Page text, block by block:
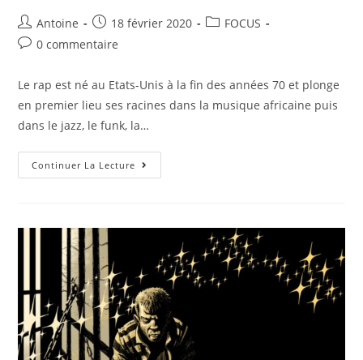
Antoine 18 février 2020
FOCUS
0 commentaire
Le rap est né au Etats-Unis à la fin des années 70 et plonge
en premier lieu ses racines dans la musique africaine puis
dans le jazz, le funk, la…
Continuer La Lecture